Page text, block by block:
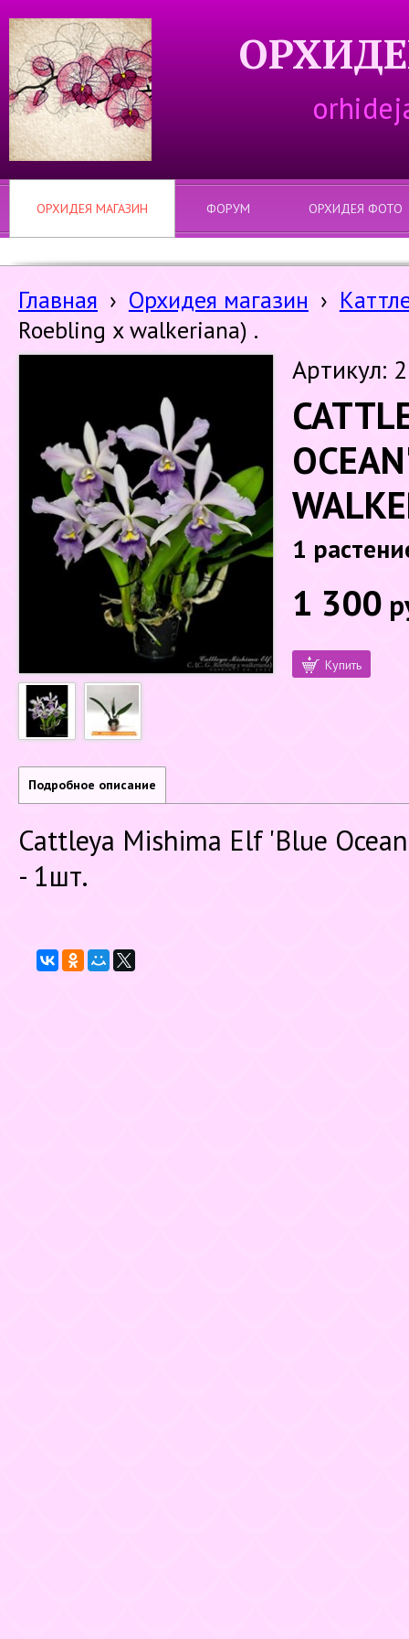
ОРХИДЕЯ МАГАЗИН ФОРУМ ОРХИДЕЯ ФОТО
Главная › Орхидея магазин ›
Roebling x walkeriana) .
Артикул:
1
1 300
Купить
Подробное описание
Cattleya Mishima Elf 'Blue
- 1шт.